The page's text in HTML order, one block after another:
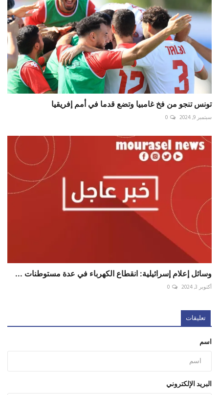
تونس تنجو من فخ غامبيا وتضع قدما في أمم إفريقيا
سبتمبر 9, 2024 0
وسائل إعلام إسرائيلية: انقطاع الكهرباء في عدة مستوطنات ...
أكتوبر 3, 2024 0
تعليقات
اسم
البريد الإلكتروني